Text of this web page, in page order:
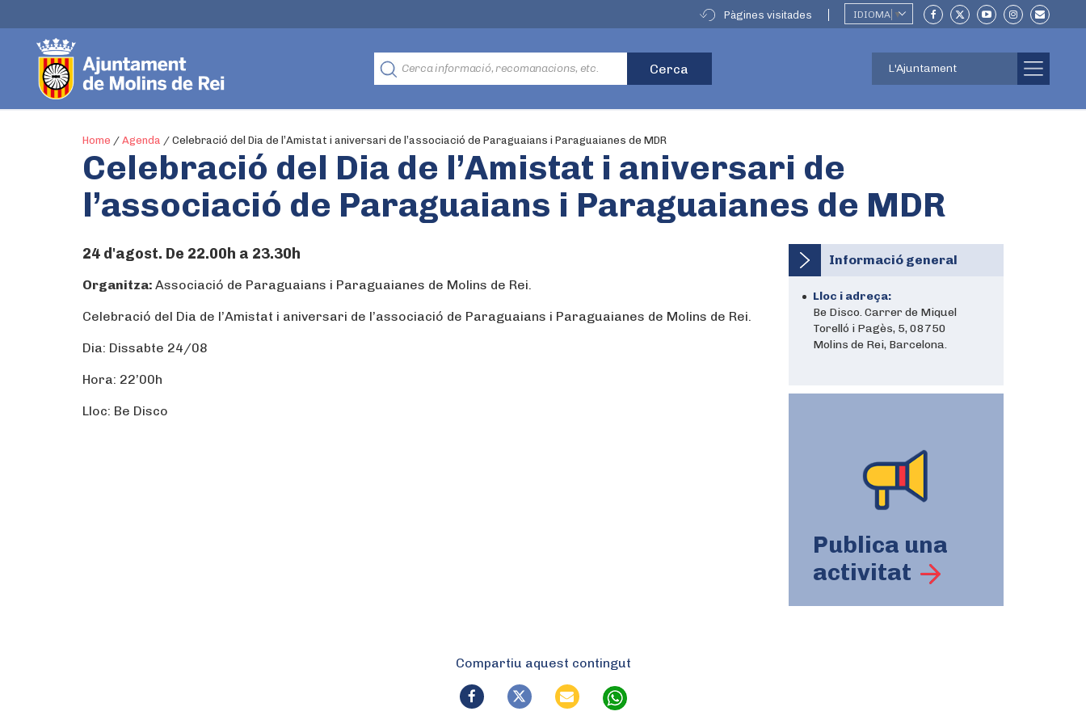
Pàgines visitades IDIOMA ▼
L'Ajuntament
Home / Agenda / Celebració del Dia de l’Amistat i aniversari de l’associació de Paraguaians i Paraguaianes de MDR
Celebració del Dia de l’Amistat i aniversari de
l’associació de Paraguaians i Paraguaianes de MDR
24 d'agost. De 22.00h a 23.30h
Organitza: Associació de Paraguaians i Paraguaianes de Molins de Rei.
Celebració del Dia de l’Amistat i aniversari de l’associació de Paraguaians i Paraguaianes de Molins de Rei.
Dia: Dissabte 24/08
Hora: 22’00h
Lloc: Be Disco
Informació general
Lloc i adreça:
Be Disco. Carrer de Miquel
Torelló i Pagès, 5, 08750
Molins de Rei, Barcelona.
Publica una
activitat
Compartiu aquest contingut